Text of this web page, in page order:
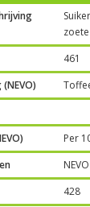
461
Per
NEVO
428